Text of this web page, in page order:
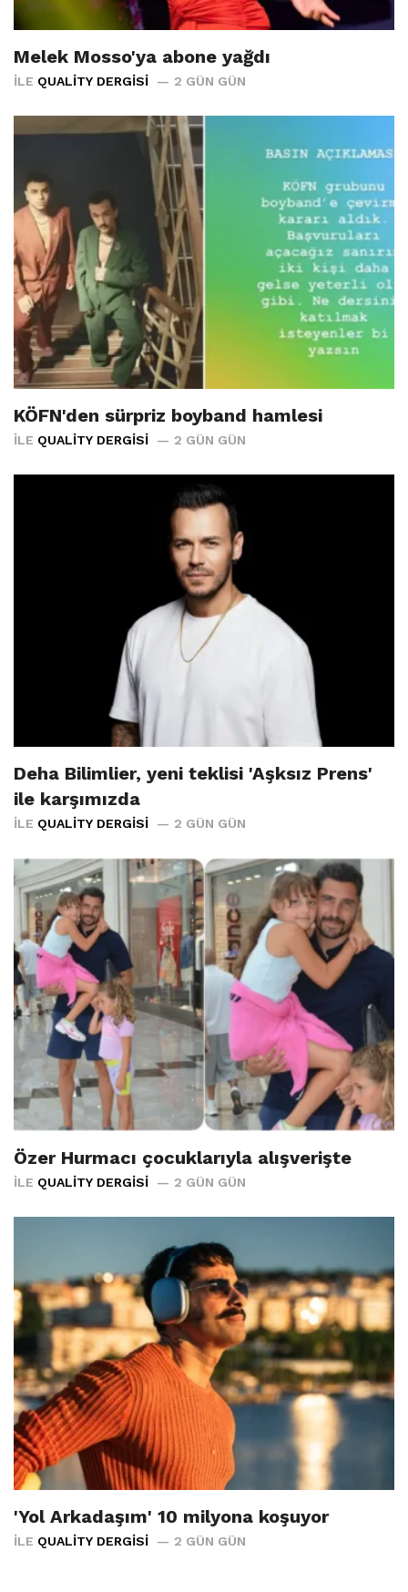
Melek Mosso'ya abone yağdı
İLE QUALITY DERGISI 2 GÜN GÜN
KÖFN'den sürpriz boyband hamlesi
İLE QUALITY DERGISI 2 GÜN GÜN
Deha Bilimlier, yeni teklisi 'Aşksız Prens'
ile karşımızda
İLE QUALITY DERGISI 2 GÜN GÜN
Özer Hurmacı çocuklarıyla alışverişte
İLE QUALITY DERGISI 2 GÜN GÜN
'Yol Arkadaşım' 10 milyona koşuyor
İLE QUALITY DERGISI 2 GÜN GÜN